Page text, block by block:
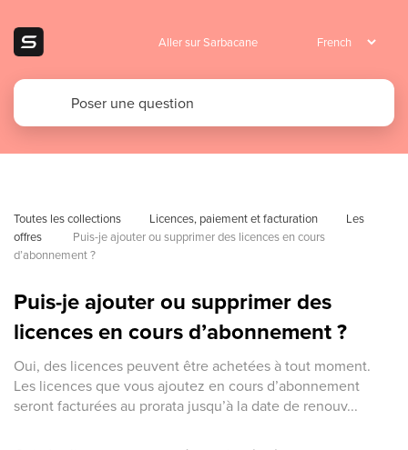
Aller sur Sarbacane
Toutes les collections Licences, paiement et facturation
Les
offres
Puis-je ajouter ou supprimer des licences en cours
d’abonnement ?
Puis-je ajouter ou supprimer des
licences en cours d’abonnement ?
Oui, des licences peuvent être achetées à tout moment.
Les licences que vous ajoutez en cours d’abonnement
seront facturées au prorata jusqu’à la date de renouv...